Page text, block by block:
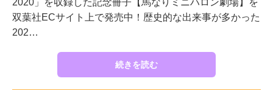
2020」を収録した記念冊子【馬なりミニハロン劇場】を
双葉社ECサイト上で発売中！歴史的な出来事が多かった
202…
続きを読む